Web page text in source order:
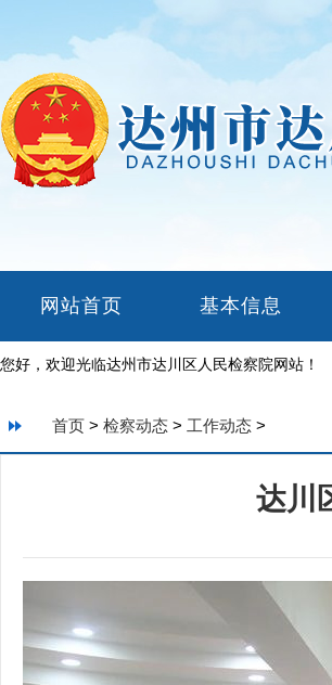
网站首页 基本信息
您好，欢迎光临达州市达川区人民检察院网站
首页 > 检察动态 > 工作动态 >
达川